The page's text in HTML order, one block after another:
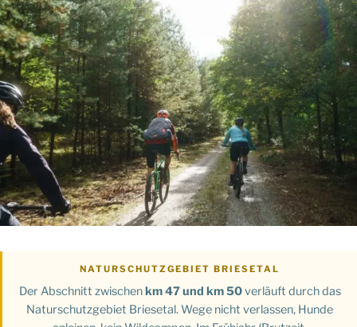
NATURSCHUTZGEBIET BRIESETAL
Der Abschnitt zwischen km 47 und km 50verläuft durch das
Naturschutzgebiet Briesetal. Wege nicht verlassen, Hunde